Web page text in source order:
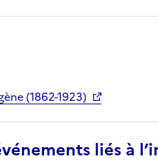
(1862-1923)
liés à